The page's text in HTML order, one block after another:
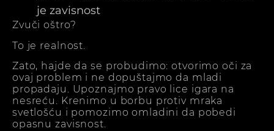
je zavisnost
Zvuči oštro?
To je realnost.
Zato, hajde da se probudimo: otvorimo oči za
ovaj problem i ne dopuštajmo da mladi
propadaju. Upoznajmo pravo lice igara na
nesreću. Krenimo u borbu protiv mraka
svetlošću i pomozimo omladini da pobedi
opasnu zavisnost.